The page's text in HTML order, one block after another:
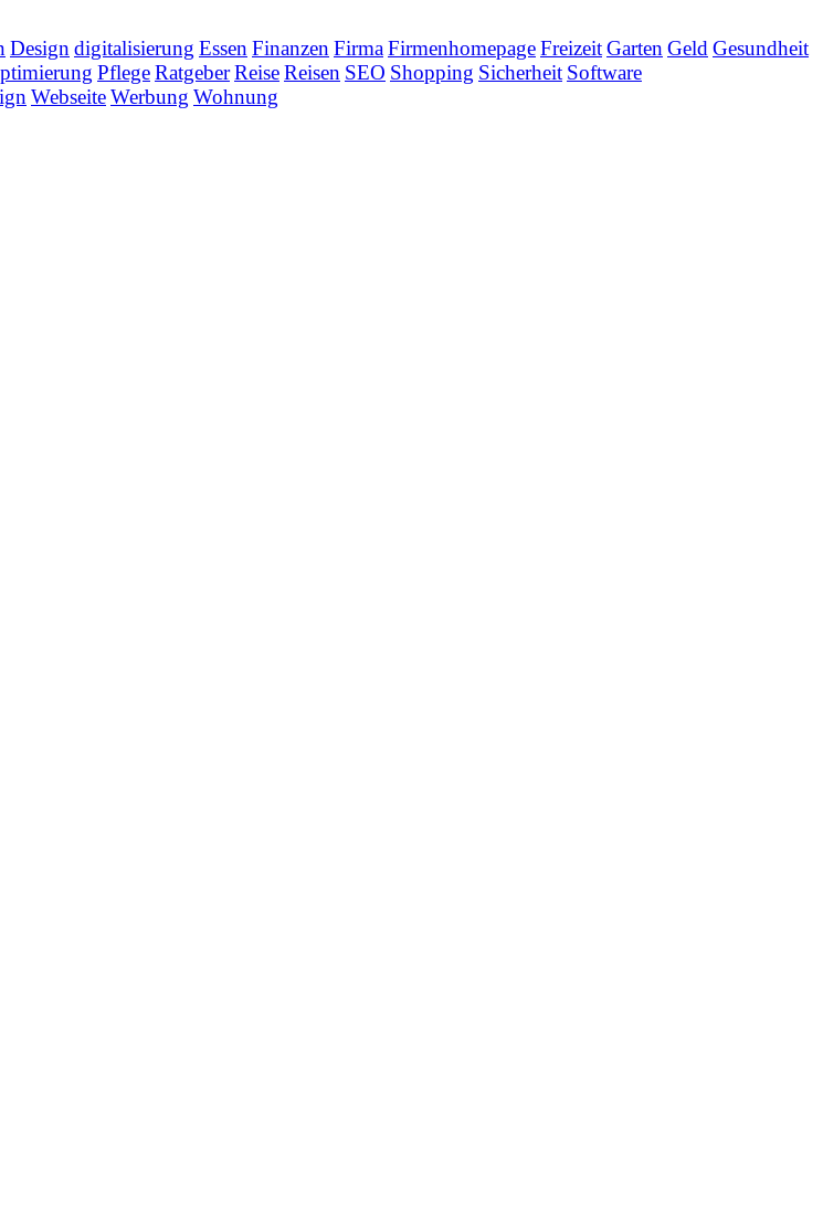
Design digitalisierung Essen Finanzen FirmaFirmenhomepageFreizeitGarten Geld Gesundheit
PflegeRatgeberReiseReisen SEO Shopping Sicherheit Software
WebseiteWerbung Wohnung